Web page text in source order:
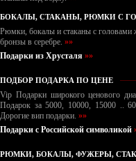
БОКАЛЫ, СТАКАНЫ, РЮМКИ С
Рюмки, бокалы и стаканы с головами
бронзы в серебре. »»
Подарки из Хрусталя »»
ПОДБОР ПОДАРКА ПО ЦЕНЕ
Vip Подарки широкого ценового
Подарок за 5000, 10000, 15000 ..
Дорогие вип подарки. »»
Подарки с Российской символикой
РЮМКИ, БОКАЛЫ, ФУЖЕРЫ,